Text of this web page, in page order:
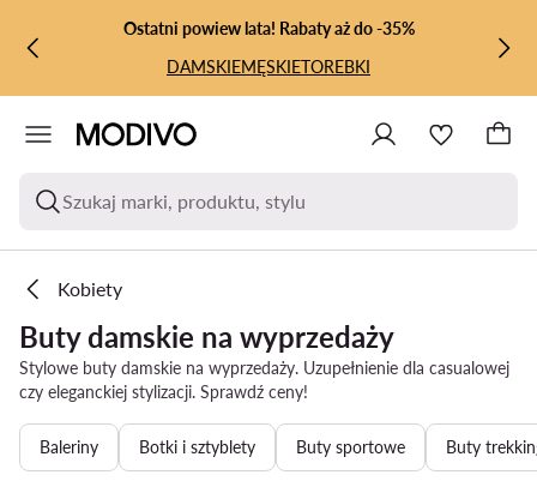
PRZEJDŹ DO GŁÓWNEJ ZAWARTOŚCI
PRZEJDŹ DO WYSZUKIWANIA
Ostatni powiew lata! Rabaty aż do -35%
DAMSKIEMĘSKIETOREBKI
Szukaj marki, produktu, stylu
Kobiety
Buty damskie na wyprzedaży
Stylowe buty damskie na wyprzedaży. Uzupełnienie dla casualowej
czy eleganckiej stylizacji. Sprawdź ceny!
Baleriny Botki i sztyblety Buty sportowe Buty